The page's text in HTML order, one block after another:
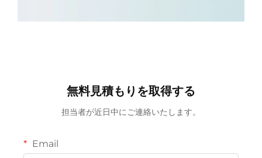
無料見積もりを取得する
担当者が近日中にご連絡いたします。
Email